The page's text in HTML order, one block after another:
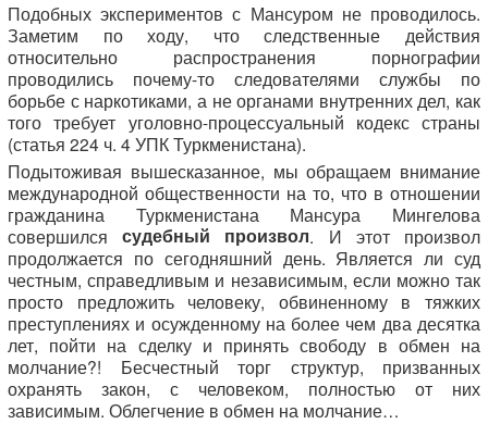
Подобных экспериментов с Мансуром не проводилось.
Заметим по ходу, что следственные действия
относительно распространения порнографии
проводились почему-то следователями службы по
борьбе с наркотиками, а не органами внутренних дел, как
того требует уголовно-процессуальный кодекс страны
(статья 224 ч. 4 УПК Туркменистана).
Подытоживая вышесказанное, мы обращаем внимание
международной общественности на то, что в отношении
гражданина Туркменистана Мансура Мингелова
совершилсясудебный произвол. И этот произвол
продолжается по сегодняшний день. Является ли суд
честным, справедливым и независимым, если можно так
просто предложить человеку, обвиненному в тяжких
преступлениях и осужденному на более чем два десятка
лет, пойти на сделку и принять свободу в обмен на
молчание?! Бесчестный торг структур, призванных
охранять закон, с человеком, полностью от них
зависимым. Облегчение в обмен на молчание…